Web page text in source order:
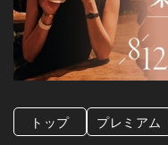
トップ プレミアム